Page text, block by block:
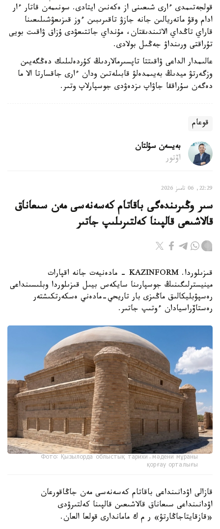
قولجەتىمدى ءارى شىعىنى از ەكەنىن ايتادى. سونىمەن قاتار ءار
ادام وقۋ ماتەريالىن جانە جازۋ تاقىرىبىن ءوز قىزىعۋشىلىعىنا
قاراي تاڭداي الاتىندىقتان، مۇنداي جاتتىعۋدى ۇزاق ۋاقىت بويى
تۇراقتى ورىنداۋ جەڭىل بولادى.
عالىمدار الداعى ۋاقىتتا تاپسىرمالاردىڭ كۇردەلىلىك دەڭگەيىن
وزگەرتۋ ميدىڭ بەيىمدەلۋ قابىلەتىن ودان ءارى جاقسارتا الا ما
دەگەن سۇراققا جاۋاپ ىزدەۋدى جوسپارلاپ وتىر.
قوعام
بەيسەن سۇلتان
اۆتور
22:29, 06 تامىز 2026
سىر وڭىرىندەگى باقاتام كەسەنەسى مەن سىعاناق
قالاشىعى قالپىنا كەلتىرىلىپ جاتىر
قىزىلوردا. KAZINFORM - مادەنيەت جانە اقپارات
مينيسترلىگىنىڭ جوسپارىنا سايكەس بيىل قىزىلوردا وبلىسىنداعى
رەسپۋبليكالىق ماڭىزى بار تاريحي-مادەني ەسكەرتكىشتەر
رەستاۆراسيادان ءوتىپ جاتىر.
Фото: Қызылорда облыстық тарихи-мәдени мұраны
қорғау орталығы
قازالى اۋدانىنداعى باقاتام كەسەنەسى مەن جاڭاقورعان
اۋدانىنداعى سىعاناق قالاشىعىن قالپىنا كەلتىرۋدى
«قازقايتاجاڭارتۋ» ر م ك ماماندارى قولعا العان.